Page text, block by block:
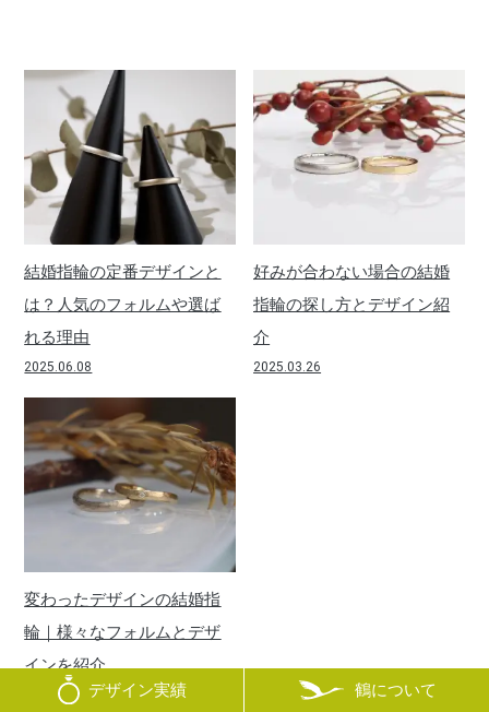
デザイン実績 鶴について
結婚指輪の定番デザインと
は？人気のフォルムや選ば
れる理由
2025.06.08
好みが合わない場合の結婚
指輪の探し方とデザイン紹
介
2025.03.26
変わったデザインの結婚指
輪｜様々なフォルムとデザ
インを紹介
2024.04.14